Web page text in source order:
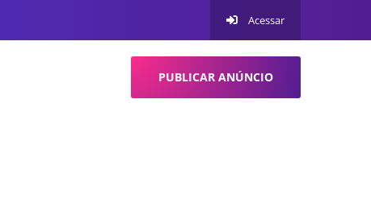
Acessar
PUBLICAR ANÚNCIO